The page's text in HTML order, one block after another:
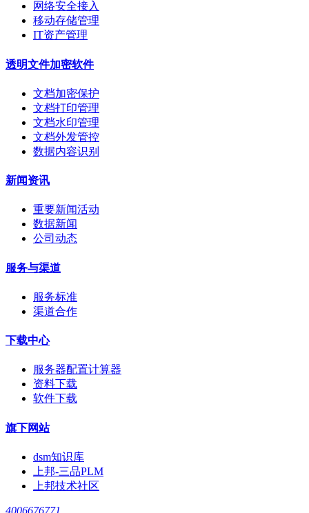
网络安全接入
移动存储管理
IT资产管理
透明文件加密软件
文档加密保护
文档打印管理
文档水印管理
文档外发管控
数据内容识别
新闻资讯
重要新闻活动
数据新闻
公司动态
服务与渠道
服务标准
渠道合作
下载中心
服务器配置计算器
资料下载
软件下载
旗下网站
dsm知识库
上邦-三品PLM
上邦技术社区
4006676771